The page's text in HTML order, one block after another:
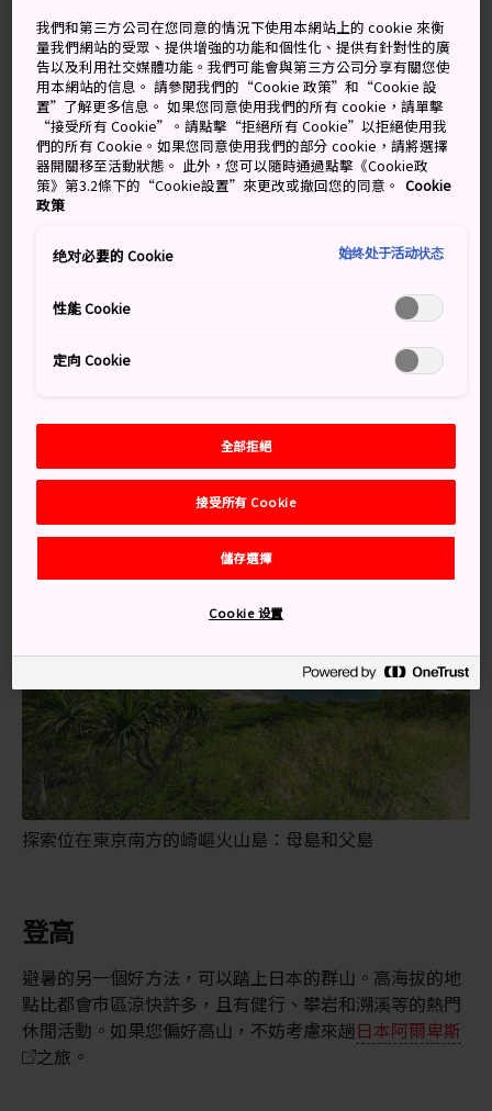
以泳池和主題泡湯設施為賣點。
箱根小涌園溫泉樂園 Yunessun 的多種泡湯選擇
屬於島國的日本，有數不盡的小島可供探訪。您可以造訪
及位處東京南方，彷彿《侏羅紀公園》的火山島。往來島
嶼的渡輪服務尖峰時段為 7、8 月。
探索位在東京南方的崎嶇火山島：母島和父島
登高
避暑的另一個好方法，可以踏上日本的群山。高海拔的地
點比都會市區涼快許多，且有健行、攀岩和溯溪等的熱門
休閒活動。如果您偏好高山，不妨考慮來趟 日本阿爾卑斯
之旅。
我們和第三方公司在您同意的情況下使用本網站上的 cookie 來衡
量我們網站的受眾、提供增強的功能和個性化、提供有針對性的廣
告以及利用社交媒體功能。我們可能會與第三方公司分享有關您使
用本網站的信息。 請參閱我們的“Cookie 政策”和“Cookie 設
置”了解更多信息。 如果您同意使用我們的所有 cookie，請單擊
“接受所有 Cookie”。請點擊“拒絕所有 Cookie”以拒絕使用我
們的所有 Cookie。如果您同意使用我們的部分 cookie，請將選擇
器開關移至活動狀態。 此外，您可以隨時通過點擊《Cookie政
策》第3.2條下的“Cookie設置”來更改或撤回您的同意。 Cookie
政策
绝对必要的 Cookie 始终处于活动状态
性能 Cookie
定向 Cookie
全部拒絕
接受所有 Cookie
儲存選擇
Cookie 设置